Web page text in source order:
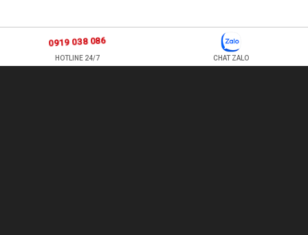
0919 038 086
HOTLINE 24/7 CHAT ZALO